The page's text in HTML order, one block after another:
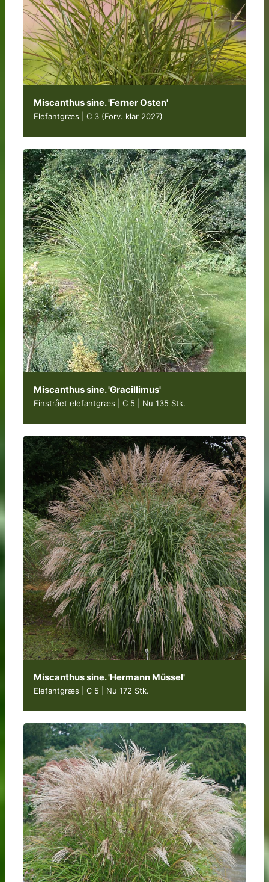
Miscanthus sine. 'Ferner Osten'
Elefantgræs | C 3 (Forv. klar 2027)
Miscanthus sine. 'Gracillimus'
Finstrået elefantgræs | C 5 Nu 135 Stk.
Miscanthus sine. 'Hermann Müssel'
Elefantgræs | C 5 Nu 172 Stk.